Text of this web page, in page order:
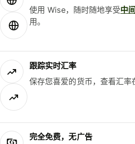
使用 Wise，随时随地享受中
用。
跟踪实时汇率
保存您喜爱的货币，查看汇率
完全免费，无广告